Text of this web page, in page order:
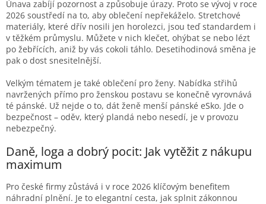
Únava zabíjí pozornost a způsobuje úrazy. Proto se vývoj v roce
2026 soustředí na to, aby oblečení nepřekáželo. Stretchové
materiály, které dřív nosili jen horolezci, jsou teď standardem i
v těžkém průmyslu. Můžete v nich klečet, ohýbat se nebo lézt
po žebřících, aniž by vás cokoli táhlo. Desetihodinová směna je
pak o dost snesitelnější.
Velkým tématem je také oblečení pro ženy. Nabídka střihů
navržených přímo pro ženskou postavu se konečně vyrovnává
té pánské. Už nejde o to, dát ženě menší pánské eSko. Jde o
bezpečnost – oděv, který plandá nebo nesedí, je v provozu
nebezpečný.
Daně, loga a dobrý pocit: Jak vytěžit z nákupu
maximum
Pro české firmy zůstává i v roce 2026 klíčovým benefitem
náhradní plnění. Je to elegantní cesta, jak splnit zákonnou